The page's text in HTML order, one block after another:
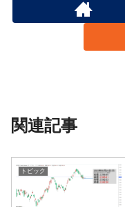
関連記事
トピック